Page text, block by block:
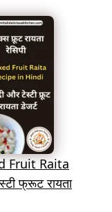
Fruit Raita
फ्रूट रायता